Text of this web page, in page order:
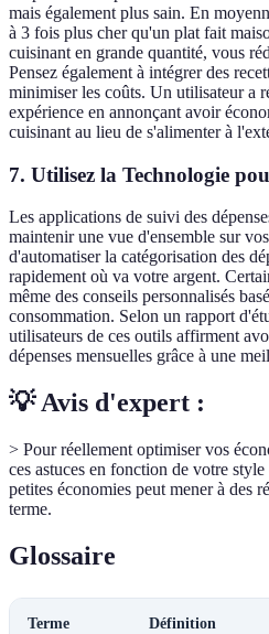
mais également plus sain. En
à 3 fois plus cher qu'un plat fait
cuisinant en grande quantité, vous
Pensez également à intégrer des
minimiser les coûts. Un utilisateur a
expérience en annonçant avoir
cuisinant au lieu de s'alimenter à
7. Utilisez la Technologie
Les applications de suivi des
maintenir une vue d'ensemble sur
d'automatiser la catégorisation des
rapidement où va votre argent.
même des conseils personnalisés
consommation. Selon un rapport
utilisateurs de ces outils affirment
dépenses mensuelles grâce à une
💡 Avis d'expert :
> Pour réellement optimiser vos
ces astuces en fonction de votre
petites économies peut mener à des
terme.
Glossaire
Terme Définition